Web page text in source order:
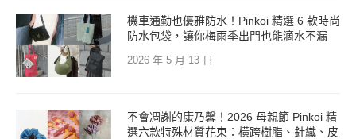
機車通勤也優雅防水！Pinkoi 精選 6 款時尚
防水包袋，讓你梅雨季出門也能滴水不漏
2026 年 5 月 13 日
不會凋謝的康乃馨！2026 母親節 Pinkoi 精
選六款特殊材質花束：橫跨樹脂、針織、皮